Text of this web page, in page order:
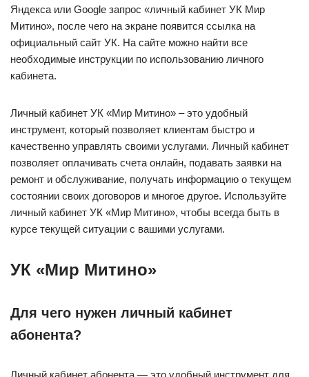
Яндекса или Google запрос «личный кабинет УК Мир
Митино», после чего на экране появится ссылка на
официальный сайт УК. На сайте можно найти все
необходимые инструкции по использованию личного
кабинета.
Личный кабинет УК «Мир Митино» – это удобный
инструмент, который позволяет клиентам быстро и
качественно управлять своими услугами. Личный кабинет
позволяет оплачивать счета онлайн, подавать заявки на
ремонт и обслуживание, получать информацию о текущем
состоянии своих договоров и многое другое. Используйте
личный кабинет УК «Мир Митино», чтобы всегда быть в
курсе текущей ситуации с вашими услугами.
УК «Мир Митино»
Для чего нужен личный кабинет
абонента?